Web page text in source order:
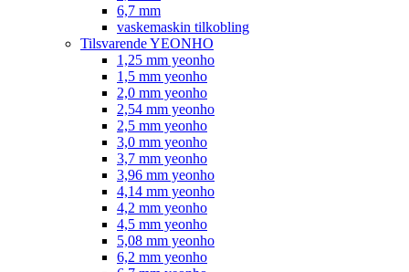
6,7 mm
vaskemaskin tilkobling
Tilsvarende YEONHO
1,25 mm yeonho
1,5 mm yeonho
2,0 mm yeonho
2,54 mm yeonho
2,5 mm yeonho
3,0 mm yeonho
3,7 mm yeonho
3,96 mm yeonho
4,14 mm yeonho
4,2 mm yeonho
4,5 mm yeonho
5,08 mm yeonho
6,2 mm yeonho